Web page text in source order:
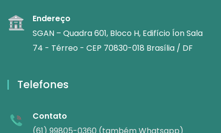
Endereço
SGAN – Quadra 601, Bloco H, Edifício Íon Sala
74 - Térreo - CEP 70830-018 Brasília / DF
Telefones
Contato
(61) 99805-0360 (também Whatsapp)